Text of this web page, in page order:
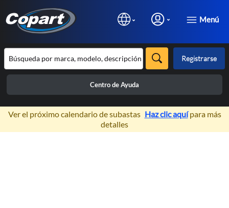
Menú
Registrarse
Centro de Ayuda
×
Ver el próximo calendario de subastas Haz clic aquípara más
detalles